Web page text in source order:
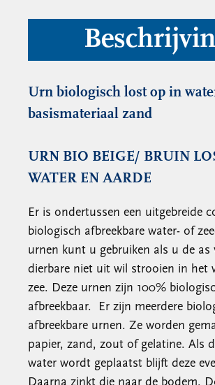
Urn biologisch lost op in
basismateriaal zand
URN BIO BEIGE/ BRUIN
WATER EN AARDE
Er is ondertussen een uitgebreide
biologisch afbreekbare water- of
urnen kunt u gebruiken als u de as
dierbare niet uit wil strooien in het
zee. Deze urnen zijn 100%
afbreekbaar. Er zijn meerdere
afbreekbare urnen. Ze worden
papier, zand, zout of gelatine. Als
water wordt geplaatst blijft deze